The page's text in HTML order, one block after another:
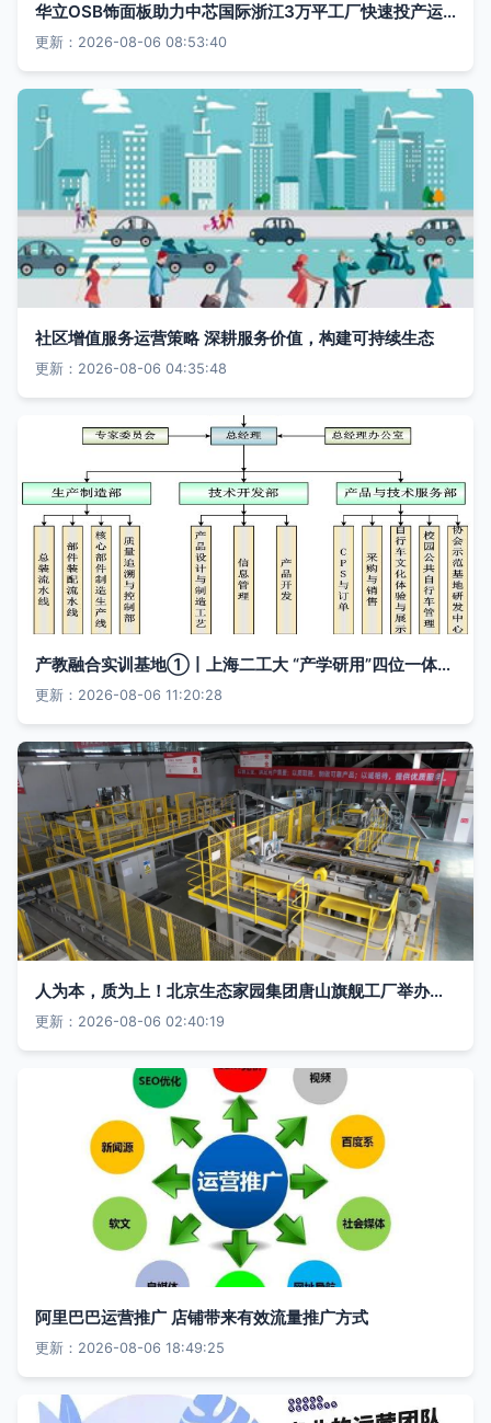
华立OSB饰面板助力中芯国际浙江3万平工厂快速投产运营
更新：2026-08-06 08:53:40
社区增值服务运营策略 深耕服务价值，构建可持续生态
更新：2026-08-06 04:35:48
产教融合实训基地①丨上海二工大 “产学研用”四位一体打造智能制造工厂运营服务
更新：2026-08-06 11:20:28
人为本，质为上！北京生态家园集团唐山旗舰工厂举办经销商开放日活动，深化运营服务
更新：2026-08-06 02:40:19
阿里巴巴运营推广 店铺带来有效流量推广方式
更新：2026-08-06 18:49:25